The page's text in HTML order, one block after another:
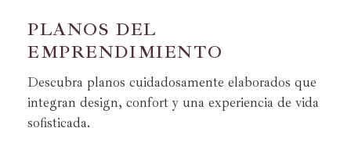
PLANOS DEL
EMPRENDIMIENTO
Descubra planos cuidadosamente elaborados que
integran design, confort y una experiencia de vida
sofisticada.